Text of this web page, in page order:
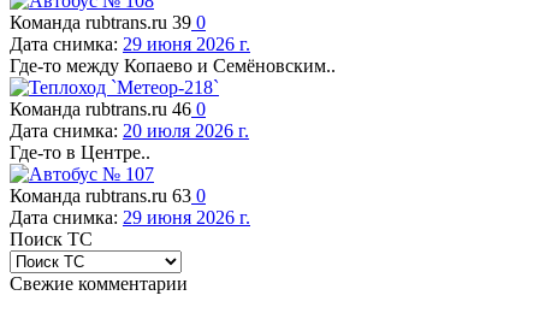
Команда rubtrans.ru 39 0
Дата снимка: 29 июня 2026 г.
Где-то между Копаево и Семёновским..
Команда rubtrans.ru 46 0
Дата снимка: 20 июля 2026 г.
Где-то в Центре..
Команда rubtrans.ru 63 0
Дата снимка: 29 июня 2026 г.
Поиск ТС
Свежие комментарии